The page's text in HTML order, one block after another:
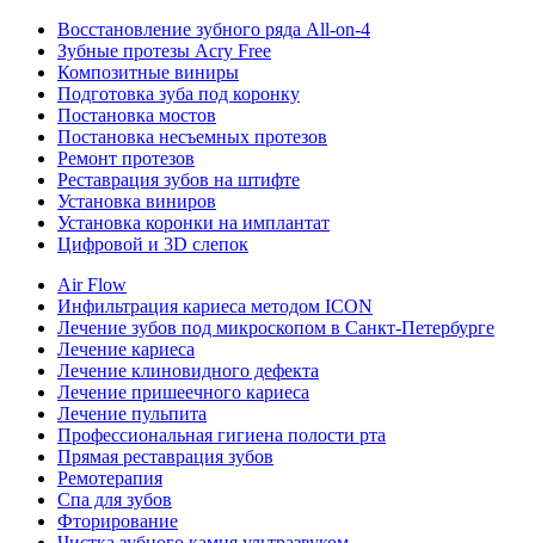
Восстановление зубного ряда All‑on‑4
Зубные протезы Acry Free
Композитные виниры
Подготовка зуба под коронку
Постановка мостов
Постановка несъемных протезов
Ремонт протезов
Реставрация зубов на штифте
Установка виниров
Установка коронки на имплантат
Цифровой и 3D слепок
Air Flow
Инфильтрация кариеса методом ICON
Лечение зубов под микроскопом в Санкт-Петербурге
Лечение кариеса
Лечение клиновидного дефекта
Лечение пришеечного кариеса
Лечение пульпита
Профессиональная гигиена полости рта
Прямая реставрация зубов
Ремотерапия
Спа для зубов
Фторирование